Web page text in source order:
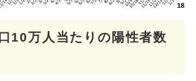
10万人当たりの陽性者数